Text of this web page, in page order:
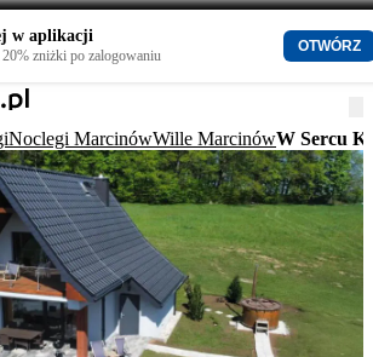
w aplikacji
zniżki po zalogowaniu
OTWÓRZ
Noclegi MarcinówWille MarcinówW Sercu